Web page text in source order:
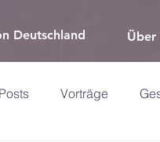
Deutschland Über
Vorträge